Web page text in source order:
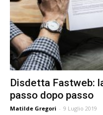
Disdetta Fastweb:
passo dopo passo
Matilde Gregori - 9 Luglio 2019